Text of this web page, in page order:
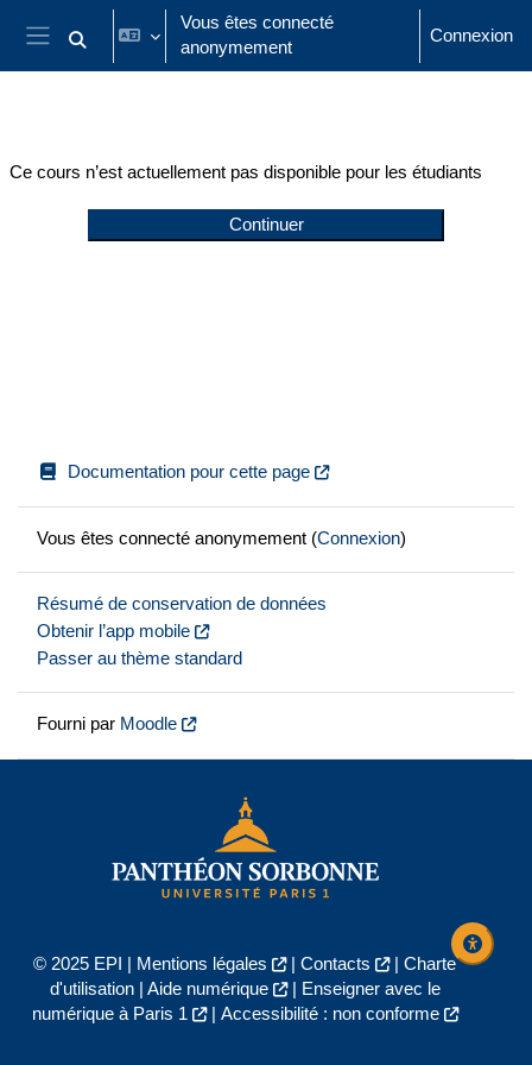
Passer au contenu principal
Panneau latéral
Activer/désactiver la saisie de recherche
Vous êtes connecté
anonymement
Connexion
Ce cours n’est actuellement pas disponible pour les étudiants
Continuer
Documentation pour cette page
Vous êtes connecté anonymement (Connexion)
Résumé de conservation de données
Obtenir l’app mobile
Passer au thème standard
Fourni par Moodle
© 2025 EPI | Mentions légales | Contacts | Charte
d'utilisation| Aide numérique |
Enseigner avec le
numérique à Paris 1
| Accessibilité : non conforme